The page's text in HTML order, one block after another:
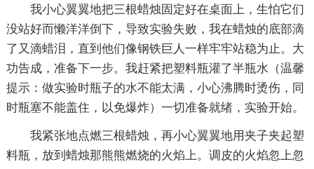
我小心翼翼地把三根蜡烛固定好在桌面上，生怕它们
没站好而懒洋洋倒下，导致实验失败，我在蜡烛的底部滴
了又滴蜡泪，直到他们像钢铁巨人一样牢牢站稳为止。大
功告成，准备下一步。我赶紧把塑料瓶灌了半瓶水（温馨
提示：做实验时瓶子的水不能太满，小心沸腾时烫伤，同
时瓶塞不能盖住，以免爆炸）一切准备就绪，实验开始。
我紧张地点燃三根蜡烛，再小心翼翼地用夹子夹起塑
料瓶，放到蜡烛那熊熊燃烧的火焰上。调皮的火焰忽上忽